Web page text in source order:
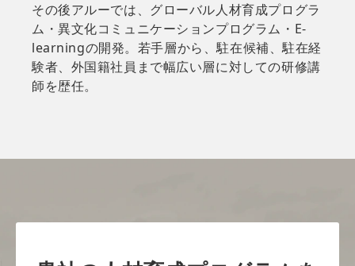
その後アルーでは、グローバル人材育成プログラ
ム・異文化コミュニケーションプログラム・E-
learningの開発。若手層から、駐在候補、駐在経
験者、外国籍社員まで幅広い層に対しての研修講
師を歴任。